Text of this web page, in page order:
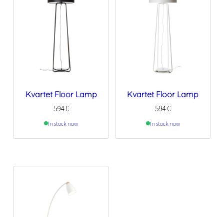
Kvartet Floor Lamp
594€
In stock now
Kvartet Floor Lamp
594€
In stock now